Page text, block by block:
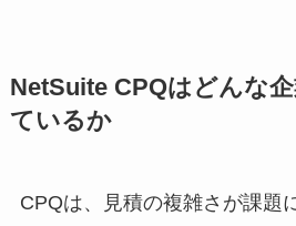
NetSuite CPQはどんな
ているか
CPQは、見積の複雑さが課題